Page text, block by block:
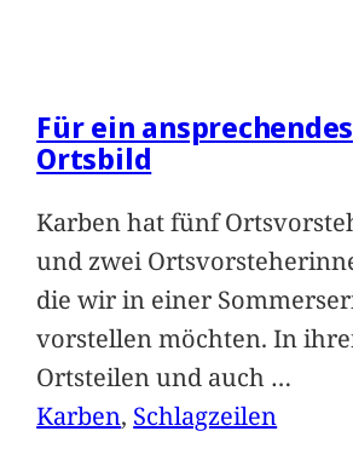
Für ein ansprechendes
Ortsbild
Karben hat fünf
und zwei
die wir in einer
vorstellen möchten. In
Ortsteilen und auch …
Karben, Schlagzeilen